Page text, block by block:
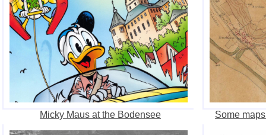
Micky Maus at the Bodensee Some